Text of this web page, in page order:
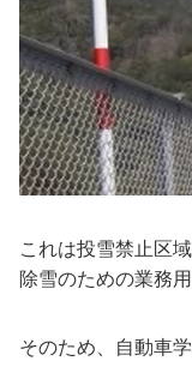
これは投雪禁止区
除雪のための業務用
そのため、自動車